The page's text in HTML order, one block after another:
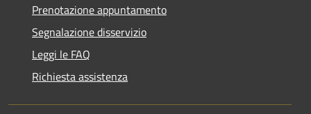
Prenotazione appuntamento
Segnalazione disservizio
Leggi le FAQ
Richiesta assistenza